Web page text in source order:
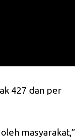
427 dan per